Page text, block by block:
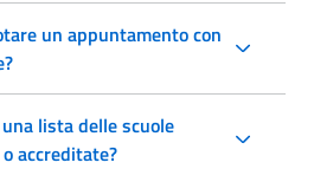
un appuntamento con
lista delle scuole
accreditate?